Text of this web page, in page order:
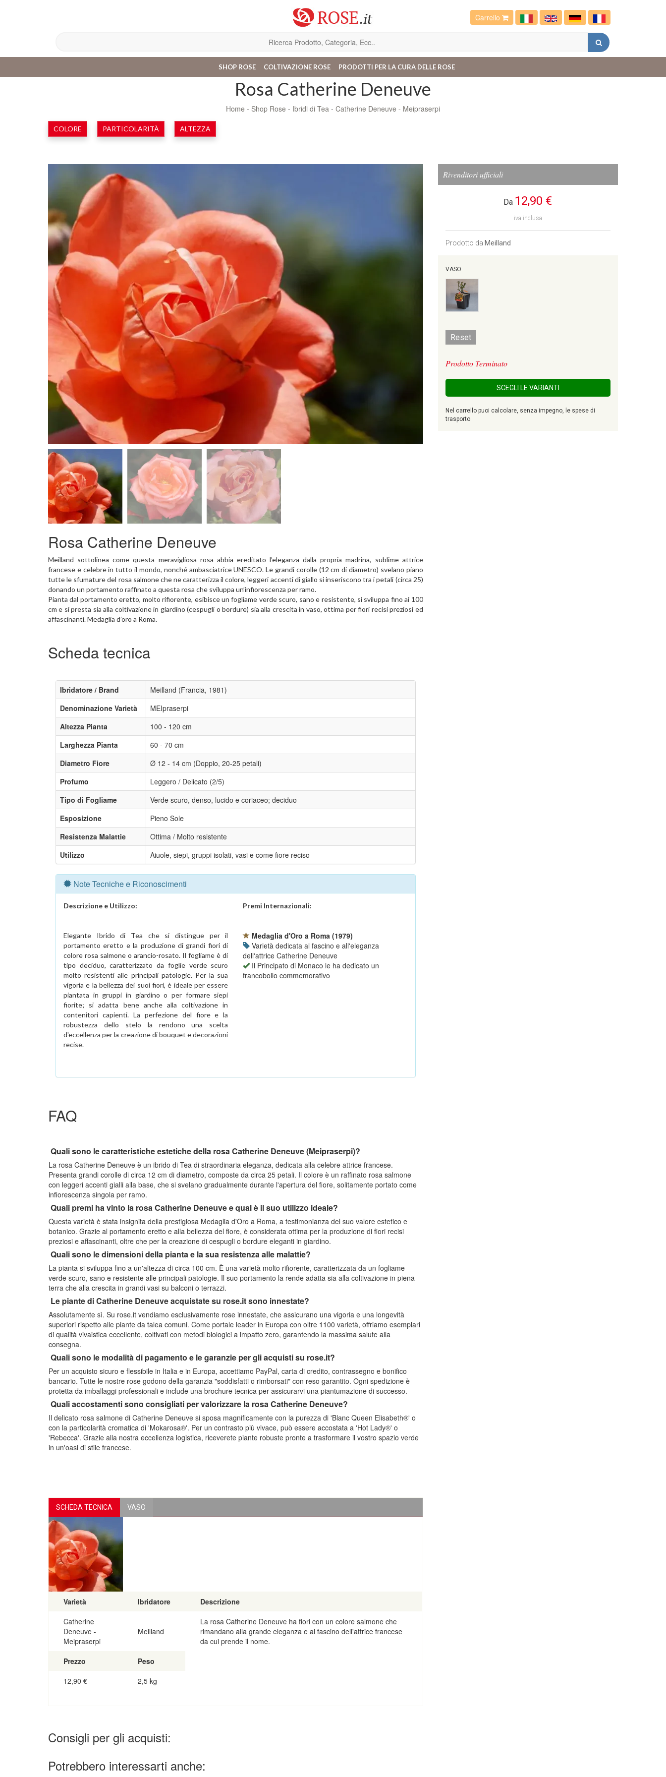
Carrello
SHOP ROSE COLTIVAZIONE ROSE PRODOTTI PER LA CURA DELLE ROSE
Rosa Catherine Deneuve
Home - Shop Rose - Ibridi di Tea - Catherine Deneuve - Meipraserpi
COLORE PARTICOLARITÀ ALTEZZA
Rosa Catherine Deneuve
Meilland sottolinea come questa meravigliosa rosa abbia ereditato l’eleganza dalla propria madrina, sublime attrice
francese e celebre in tutto il mondo, nonché ambasciatrice UNESCO. Le grandi corolle (12 cm di diametro) svelano piano
tutte le sfumature del rosa salmone che ne caratterizza il colore, leggeri accenti di giallo si inseriscono tra i petali (circa 25)
donando un portamento raffinato a questa rosa che sviluppa un’infiorescenza per ramo.
Pianta dal portamento eretto, molto rifiorente, esibisce un fogliame verde scuro, sano e resistente, si sviluppa fino ai 100
cm e si presta sia alla coltivazione in giardino (cespugli o bordure) sia alla crescita in vaso, ottima per fiori recisi preziosi ed
affascinanti. Medaglia d’oro a Roma.
Scheda tecnica
Ibridatore / Brand
Meilland (Francia, 1981)
Denominazione Varietà
MEIpraserpi
Altezza Pianta
100 - 120 cm
Larghezza Pianta
60 - 70 cm
Diametro Fiore
Ø 12 - 14 cm (Doppio, 20-25 petali)
Profumo
Leggero / Delicato (2/5)
Tipo di Fogliame
Verde scuro, denso, lucido e coriaceo; deciduo
Esposizione
Pieno Sole
Resistenza Malattie
Ottima / Molto resistente
Utilizzo
Aiuole, siepi, gruppi isolati, vasi e come fiore reciso
Note Tecniche e Riconoscimenti
Descrizione e Utilizzo:
Elegante Ibrido di Tea che si distingue per il
portamento eretto e la produzione di grandi fiori di
colore rosa salmone o arancio-rosato. Il fogliame è di
tipo deciduo, caratterizzato da foglie verde scuro
molto resistenti alle principali patologie. Per la sua
vigoria e la bellezza dei suoi fiori, è ideale per essere
piantata in gruppi in giardino o per formare siepi
fiorite; si adatta bene anche alla coltivazione in
contenitori capienti. La perfezione del fiore e la
robustezza dello stelo la rendono una scelta
d'eccellenza per la creazione di bouquet e decorazioni
recise.
Premi Internazionali:
Medaglia d'Oro a Roma (1979)
Varietà dedicata al fascino e all'eleganza
dell'attrice Catherine Deneuve
Il Principato di Monaco le ha dedicato un
francobollo commemorativo
FAQ
Quali sono le caratteristiche estetiche della rosa Catherine Deneuve (Meipraserpi)?
La rosa Catherine Deneuve è un ibrido di Tea di straordinaria eleganza, dedicata alla celebre attrice francese.
Presenta grandi corolle di circa 12 cm di diametro, composte da circa 25 petali. Il colore è un raffinato rosa salmone
con leggeri accenti gialli alla base, che si svelano gradualmente durante l'apertura del fiore, solitamente portato come
infiorescenza singola per ramo.
Quali premi ha vinto la rosa Catherine Deneuve e qual è il suo utilizzo ideale?
Questa varietà è stata insignita della prestigiosa Medaglia d'Oro a Roma, a testimonianza del suo valore estetico e
botanico. Grazie al portamento eretto e alla bellezza del fiore, è considerata ottima per la produzione di fiori recisi
preziosi e affascinanti, oltre che per la creazione di cespugli o bordure eleganti in giardino.
Quali sono le dimensioni della pianta e la sua resistenza alle malattie?
La pianta si sviluppa fino a un'altezza di circa 100 cm. È una varietà molto rifiorente, caratterizzata da un fogliame
verde scuro, sano e resistente alle principali patologie. Il suo portamento la rende adatta sia alla coltivazione in piena
terra che alla crescita in grandi vasi su balconi o terrazzi.
Le piante di Catherine Deneuve acquistate su rose.it sono innestate?
Assolutamente sì. Su rose.it vendiamo esclusivamente rose innestate, che assicurano una vigoria e una longevità
superiori rispetto alle piante da talea comuni. Come portale leader in Europa con oltre 1100 varietà, offriamo esemplari
di qualità vivaistica eccellente, coltivati con metodi biologici a impatto zero, garantendo la massima salute alla
consegna.
Quali sono le modalità di pagamento e le garanzie per gli acquisti su rose.it?
Per un acquisto sicuro e flessibile in Italia e in Europa, accettiamo PayPal, carta di credito, contrassegno e bonifico
bancario. Tutte le nostre rose godono della garanzia "soddisfatti o rimborsati" con reso garantito. Ogni spedizione è
protetta da imballaggi professionali e include una brochure tecnica per assicurarvi una piantumazione di successo.
Quali accostamenti sono consigliati per valorizzare la rosa Catherine Deneuve?
Il delicato rosa salmone di Catherine Deneuve si sposa magnificamente con la purezza di 'Blanc Queen Elisabeth®' o
con la particolarità cromatica di 'Mokarosa®'. Per un contrasto più vivace, può essere accostata a 'Hot Lady®' o
'Rebecca'. Grazie alla nostra eccellenza logistica, riceverete piante robuste pronte a trasformare il vostro spazio verde
in un'oasi di stile francese.
Rivenditori ufficiali
Da 12,90 €
iva inclusa
Prodotto da Meilland
VASO
Reset
Prodotto Terminato
SCEGLI LE VARIANTI
Nel carrello puoi calcolare, senza impegno, le spese di
trasporto
SCHEDA TECNICA VASO
Varietà Ibridatore
Descrizione
Catherine
Deneuve -
Meipraserpi
Meilland
La rosa Catherine Deneuve ha fiori con un colore salmone che
rimandano alla grande eleganza e al fascino dell'attrice francese
da cui prende il nome.
Prezzo
Peso
12,90 € 2,5 kg
Consigli per gli acquisti:
Potrebbero interessarti anche: